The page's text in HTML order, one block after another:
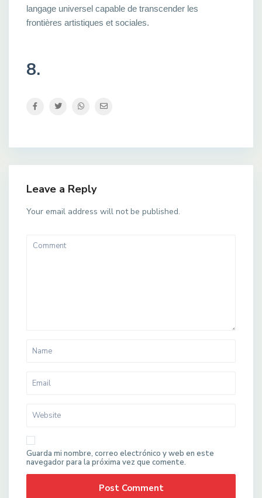
langage universel capable de transcender les
frontières artistiques et sociales.
8.
Leave a Reply
Your email address will not be published.
Guarda mi nombre, correo electrónico y web en este
navegador para la próxima vez que comente.